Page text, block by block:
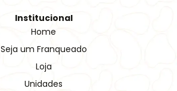
Institucional
Home
Seja um Franqueado
Loja
Unidades